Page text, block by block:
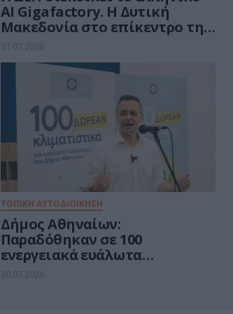
AI Gigafactory. Η Δυτική
Μακεδονία στο επίκεντρο της
ευρωπαϊκής μάχης των 30 δισ.
ευρώ για την Τεχνητή
Νοημοσύνη
31.07.2026
ΤΟΠΙΚΗ ΑΥΤΟΔΙΟΙΚΗΣΗ
Δήμος Αθηναίων:
Παραδόθηκαν σε 100
ενεργειακά ευάλωτα
νοικοκυριά τα vouchers για
30.07.2026